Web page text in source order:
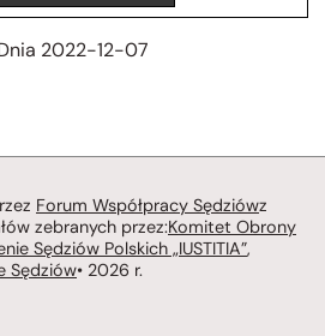
2022-12-07
Forum Współpracy Sędziówz
zebranych przez:Komitet Obrony
Sędziów Polskich „IUSTITIA”,
Sędziów• 2026 r.